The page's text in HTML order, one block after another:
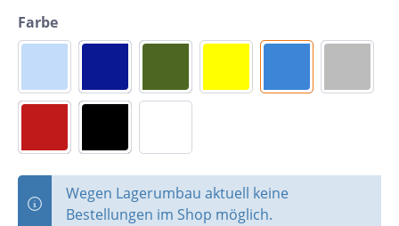
Farbe
Wegen Lagerumbau aktuell keine
Bestellungen im Shop möglich.